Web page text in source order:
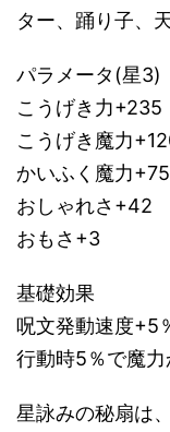
ター、踊り子、
パラメータ(星3)
こうげき力+235
こうげき魔力
かいふく魔力+75
おしゃれさ+42
おもさ+3
基礎効果
呪文発動速度+5
行動時5％で魔
星詠みの秘扇は